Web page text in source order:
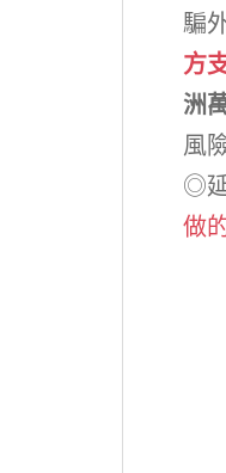
騙
方
洲
風
◎
做